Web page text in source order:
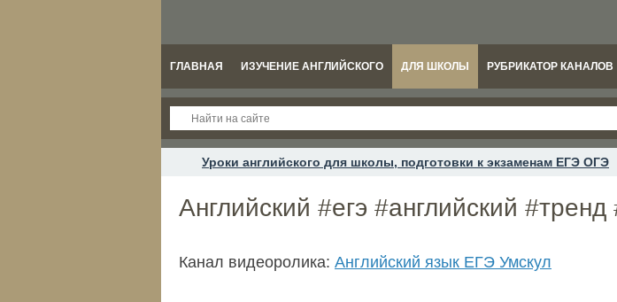
ГЛАВНАЯ ИЗУЧЕНИЕ АНГЛИЙСКОГО ДЛЯ ШКОЛЫ РУБРИКАТОР КАНАЛОВ
Уроки английского для школы, подготовки к экзаменам ЕГЭ ОГЭ
Английский #егэ #английский
Канал видеоролика: Английский язык ЕГЭ Умскул